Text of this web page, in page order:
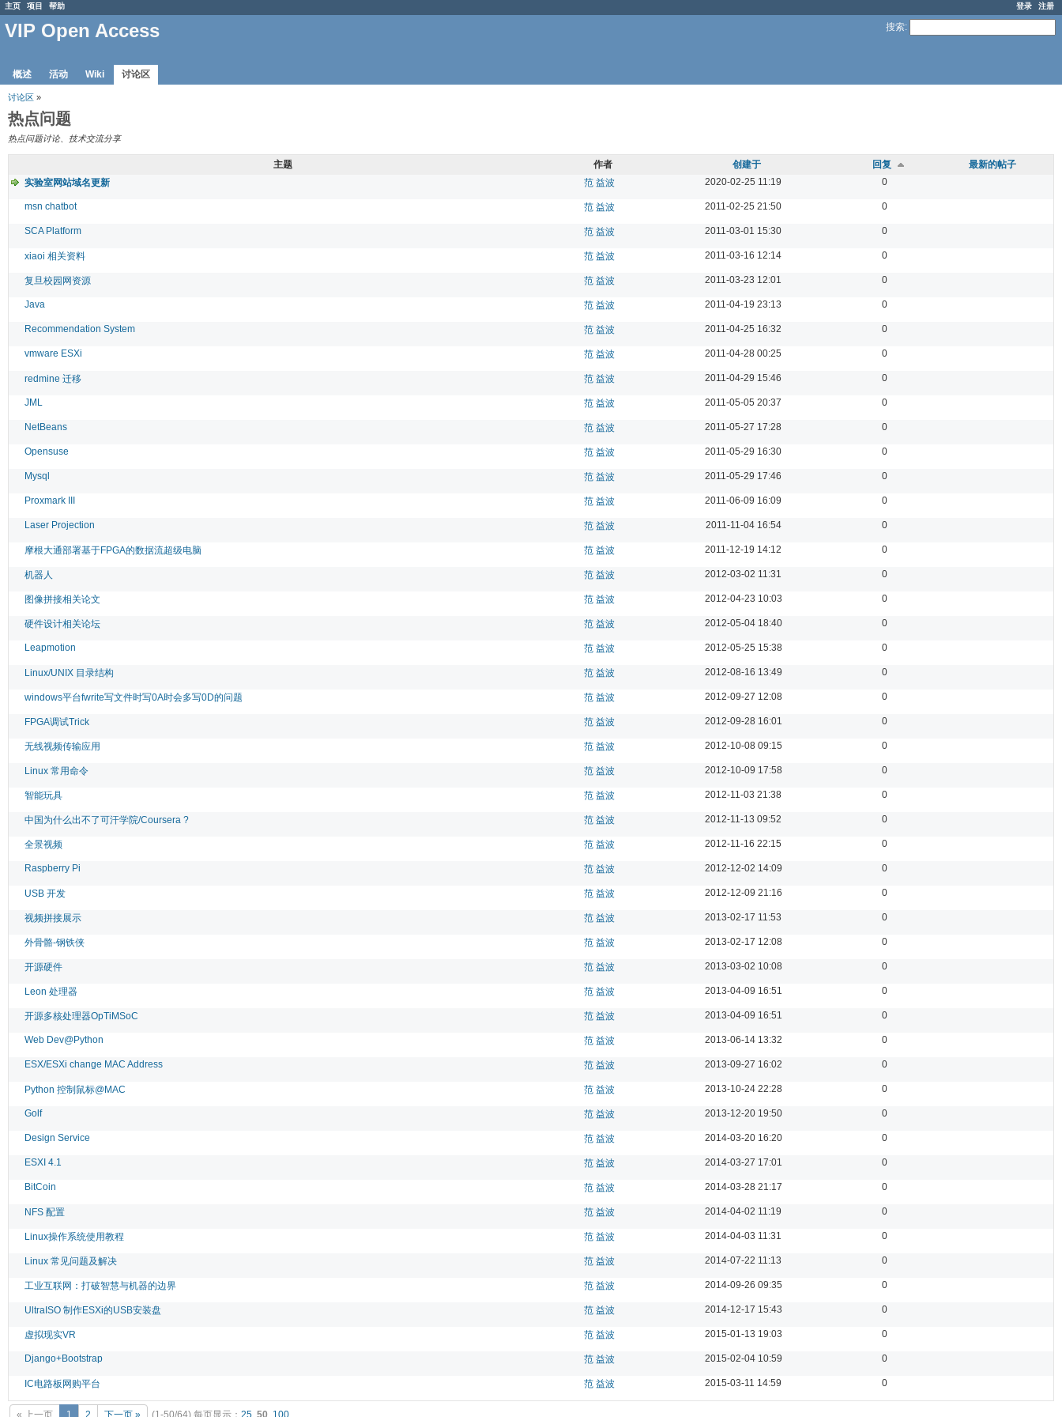
登录 注册
主页 项目 帮助
搜索:
VIP Open Access
概述 活动 Wiki 讨论区
讨论区 »
热点问题
热点问题讨论、技术交流分享
主题 作者 创建于 回复
最新的帖子
实验室网站域名更新
范 益波 2020-02-25 11:19 0
msn chatbot 范 益波 2011-02-25 21:50 0
SCA Platform 范 益波 2011-03-01 15:30 0
xiaoi 相关资料 范 益波 2011-03-16 12:14 0
复旦校园网资源 范 益波 2011-03-23 12:01 0
Java 范 益波 2011-04-19 23:13 0
Recommendation System 范 益波 2011-04-25 16:32 0
vmware ESXi 范 益波 2011-04-28 00:25 0
redmine 迁移 范 益波 2011-04-29 15:46 0
JML 范 益波 2011-05-05 20:37 0
NetBeans 范 益波 2011-05-27 17:28 0
Opensuse 范 益波 2011-05-29 16:30 0
Mysql 范 益波 2011-05-29 17:46 0
Proxmark III 范 益波 2011-06-09 16:09 0
Laser Projection 范 益波 2011-11-04 16:54 0
摩根大通部署基于FPGA的数据流超级电脑 范 益波 2011-12-19 14:12 0
机器人 范 益波 2012-03-02 11:31 0
图像拼接相关论文 范 益波 2012-04-23 10:03 0
硬件设计相关论坛 范 益波 2012-05-04 18:40 0
Leapmotion 范 益波 2012-05-25 15:38 0
Linux/UNIX 目录结构 范 益波 2012-08-16 13:49 0
windows平台fwrite写文件时写0A时会多写0D的问题 范 益波 2012-09-27 12:08 0
FPGA调试Trick 范 益波 2012-09-28 16:01 0
无线视频传输应用 范 益波 2012-10-08 09:15 0
Linux 常用命令 范 益波 2012-10-09 17:58 0
智能玩具 范 益波 2012-11-03 21:38 0
中国为什么出不了可汗学院/Coursera ? 范 益波 2012-11-13 09:52 0
全景视频 范 益波 2012-11-16 22:15 0
Raspberry Pi 范 益波 2012-12-02 14:09 0
USB 开发 范 益波 2012-12-09 21:16 0
视频拼接展示 范 益波 2013-02-17 11:53 0
外骨骼-钢铁侠 范 益波 2013-02-17 12:08 0
开源硬件 范 益波 2013-03-02 10:08 0
Leon 处理器 范 益波 2013-04-09 16:51 0
开源多核处理器OpTiMSoC 范 益波 2013-04-09 16:51 0
Web Dev@Python 范 益波 2013-06-14 13:32 0
ESX/ESXi change MAC Address 范 益波 2013-09-27 16:02 0
Python 控制鼠标@MAC 范 益波 2013-10-24 22:28 0
Golf 范 益波 2013-12-20 19:50 0
Design Service 范 益波 2014-03-20 16:20 0
ESXI 4.1 范 益波 2014-03-27 17:01 0
BitCoin 范 益波 2014-03-28 21:17 0
NFS 配置 范 益波 2014-04-02 11:19 0
Linux操作系统使用教程 范 益波 2014-04-03 11:31 0
Linux 常见问题及解决 范 益波 2014-07-22 11:13 0
工业互联网：打破智慧与机器的边界 范 益波 2014-09-26 09:35 0
UltraISO 制作ESXi的USB安装盘 范 益波 2014-12-17 15:43 0
虚拟现实VR 范 益波 2015-01-13 19:03 0
Django+Bootstrap 范 益波 2015-02-04 10:59 0
IC电路板网购平台 范 益波 2015-03-11 14:59 0
« 上一页 1 2 下一页 » (1-50/64) 每页显示： 25 50 100